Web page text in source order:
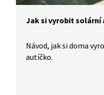
Jak si vyrobit solární
Návod, jak si doma
autíčko.